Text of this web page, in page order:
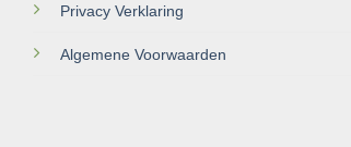
Privacy Verklaring
Algemene Voorwaarden